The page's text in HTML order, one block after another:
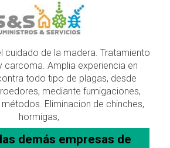
cuidado de la madera. Tratamiento
carcoma. Amplia experiencia en
todo tipo de plagas, desde
mediante fumigaciones,
Eliminacion de chinches,
hormigas,
demás empresas de